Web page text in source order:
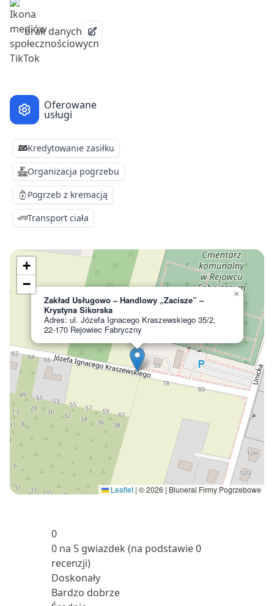
brak danych
Oferowane
usługi
Kredytowanie zasiłku
Organizacja pogrzebu
Pogrzeb z kremacją
Transport ciała
Zakład Usługowo – Handlowy „Zacisze” –
Krystyna Sikorska
Adres: ul. Józefa Ignacego Kraszewskiego 35/2,
22-170 Rejowiec Fabryczny
×
+
−
Leaflet | © 2026 | Bluneral Firmy Pogrzebowe
0
0 na 5 gwiazdek (na podstawie 0
recenzji)
Doskonały
Bardzo dobrze